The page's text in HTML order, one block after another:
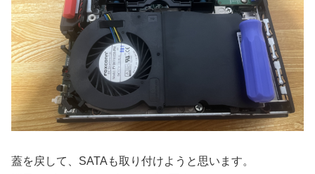
蓋を戻して、SATAも取り付けようと思います。